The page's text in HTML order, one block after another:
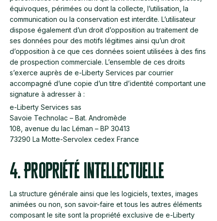
équivoques, périmées ou dont la collecte, l’utilisation, la
communication ou la conservation est interdite. L’utilisateur
dispose également d’un droit d’opposition au traitement de
ses données pour des motifs légitimes ainsi qu’un droit
d’opposition à ce que ces données soient utilisées à des fins
de prospection commerciale. L’ensemble de ces droits
s’exerce auprès de e-Liberty Services par courrier
accompagné d’une copie d’un titre d’identité comportant une
signature à adresser à :
e-Liberty Services sas
Savoie Technolac – Bat. Andromède
108, avenue du lac Léman – BP 30413
73290 La Motte-Servolex cedex France
4. Propriété intellectuelle
La structure générale ainsi que les logiciels, textes, images
animées ou non, son savoir-faire et tous les autres éléments
composant le site sont la propriété exclusive de e-Liberty